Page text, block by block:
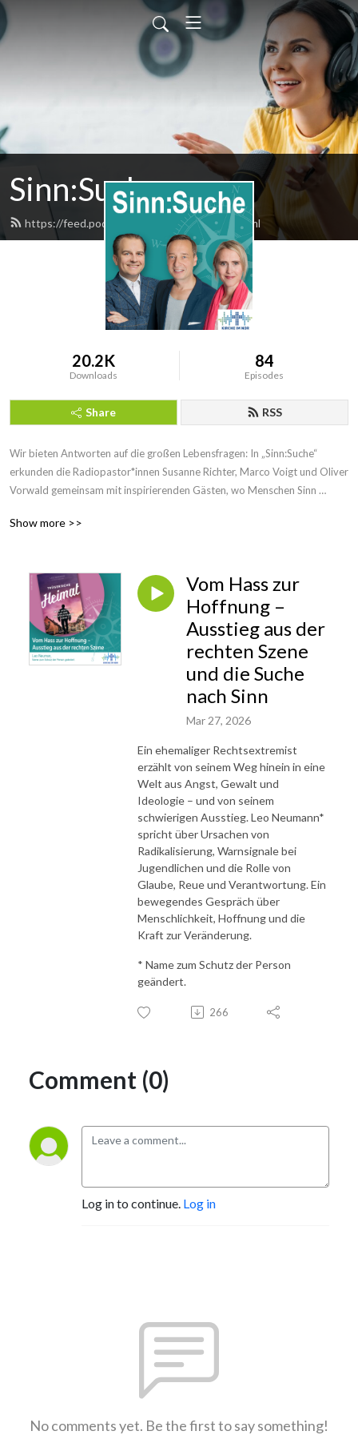
Sinn:Suche
https://feed.podbean.com/radiokirche/feed.xml
20.2K
Downloads
84
Episodes
Share RSS
Wir bieten Antworten auf die großen Lebensfragen: In „Sinn:Suche“
erkunden die Radiopastor*innen Susanne Richter, Marco Voigt und Oliver
Vorwald gemeinsam mit inspirierenden Gästen, wo Menschen Sinn
Tiefen des Glaubens. Jede Folge bietet neue Perspektiven und Impulse
Leben stehen und offen für religiöse und existenzielle Fragen sind.
Show more >>
Vom Hass zur
Hoffnung –
Ausstieg aus der
rechten Szene
und die Suche
nach Sinn
Mar 27, 2026
Ein ehemaliger Rechtsextremist
erzählt von seinem Weg hinein in eine
Welt aus Angst, Gewalt und
Ideologie – und von seinem
schwierigen Ausstieg. Leo Neumann*
spricht über Ursachen von
Radikalisierung, Warnsignale bei
Jugendlichen und die Rolle von
Glaube, Reue und Verantwortung. Ein
bewegendes Gespräch über
Menschlichkeit, Hoffnung und die
Kraft zur Veränderung.
* Name zum Schutz der Person
geändert.
266
Comment (0)
Log in to continue. Log in
No comments yet. Be the first to say something!